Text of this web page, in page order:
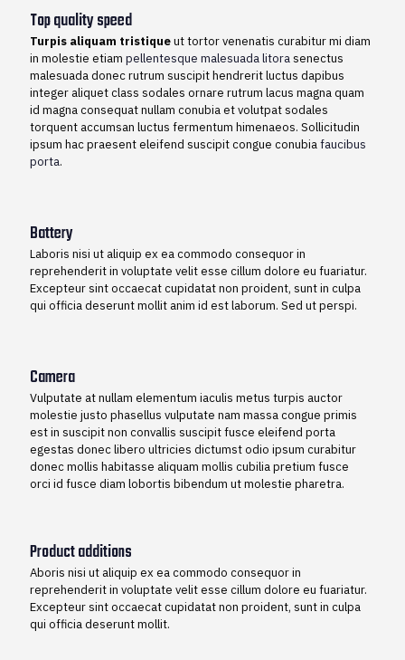
Top quality speed
Turpis aliquam tristiqueut tortor venenatis curabitur mi diam
in molestie etiam pellentesque malesuada litorasenectus
malesuada donec rutrum suscipit hendrerit luctus dapibus
integer aliquet class sodales ornare rutrum lacus magna quam
id magna consequat nullam conubia et volutpat sodales
torquent accumsan luctus fermentum himenaeos. Sollicitudin
ipsum hac praesent eleifend suscipit congue conubiafaucibus
porta.
Battery
Laboris nisi ut aliquip ex ea commodo consequor in
reprehenderit in voluptate velit esse cillum dolore eu fuariatur.
Excepteur sint occaecat cupidatat non proident, sunt in culpa
qui officia deserunt mollit anim id est laborum. Sed ut perspi.
Camera
Vulputate at nullam elementum iaculis metus turpis auctor
molestie justo phasellus vulputate nam massa congue primis
est in suscipit non convallis suscipit fusce eleifend porta
egestas donec libero ultricies dictumst odio ipsum curabitur
donec mollis habitasse aliquam mollis cubilia pretium fusce
orci id fusce diam lobortis bibendum ut molestie pharetra.
Product additions
Aboris nisi ut aliquip ex ea commodo consequor in
reprehenderit in voluptate velit esse cillum dolore eu fuariatur.
Excepteur sint occaecat cupidatat non proident, sunt in culpa
qui officia deserunt mollit.